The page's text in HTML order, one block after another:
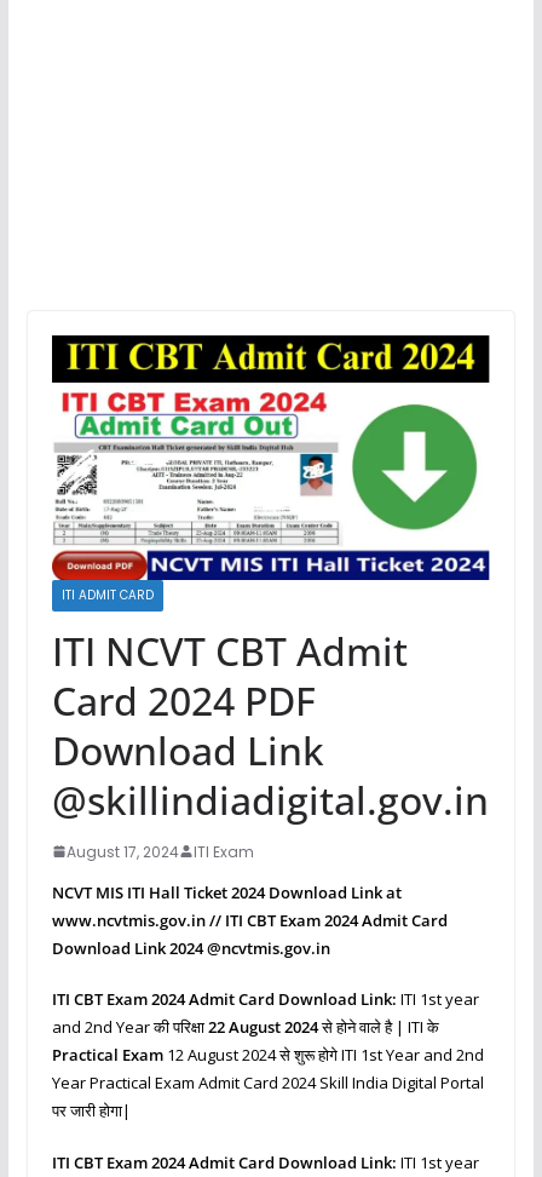
ITI ADMIT CARD
ITI NCVT CBT Admit
Card 2024 PDF
Download Link
@skillindiadigital.gov.in
August 17, 2024 ITI Exam
NCVT MIS ITI Hall Ticket 2024 Download Link at
www.ncvtmis.gov.in // ITI CBT Exam 2024 Admit Card
Download Link 2024 @ncvtmis.gov.in
ITI CBT Exam 2024 Admit Card Download Link: ITI 1st year
and 2nd Year की परिक्षा22 August 2024से होने वाले है | ITI के
Practical Exam 12 August 2024 से शुरू होगे ITI 1st Year and 2nd
Year Practical Exam Admit Card 2024 Skill India Digital Portal
पर जारी होगा|
ITI CBT Exam 2024 Admit Card Download Link: ITI 1st year